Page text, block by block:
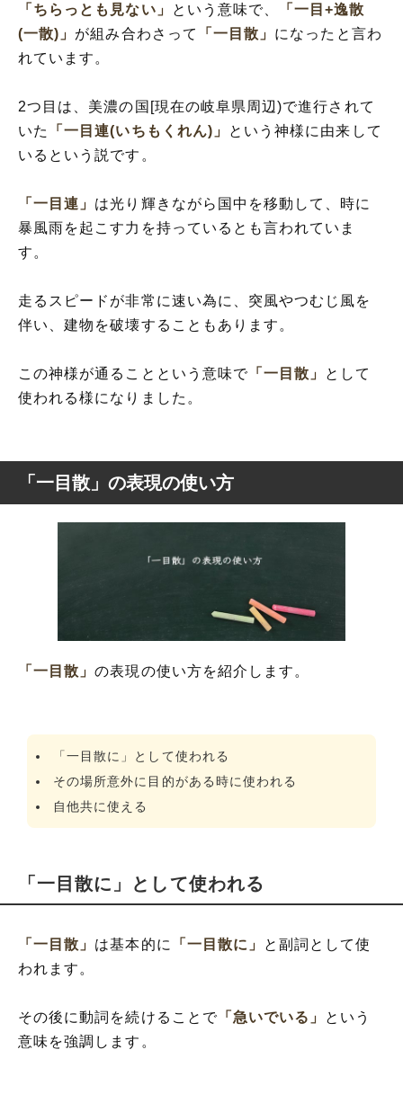
「ちらっとも見ない」 という意味で、
「一目+逸散
(一散)」 が組み合わさって 「一目散」 になったと言わ
れています。
2つ目は、美濃の国[現在の岐阜県周辺)で進行されて
いた
「一目連(いちもくれん)」
という神様に由来して
いるという説です。
「一目連」 は光り輝きながら国中を移動して、時に
暴風雨を起こす力を持っているとも言われていま
す。
走るスピードが非常に速い為に、突風やつむじ風を
伴い、建物を破壊することもあります。
この神様が通ることという意味で 「一目散」 として
使われる様になりました。
「一目散」の表現の使い方
「一目散」の表現の使い方を紹介します。
「一目散に」として使われる
その場所意外に目的がある時に使われる
自他共に使える
「一目散に」として使われる
「一目散」 は基本的に 「一目散に」
と副詞として使
われます。
その後に動詞を続けることで「急いでいる」 という
意味を強調します。